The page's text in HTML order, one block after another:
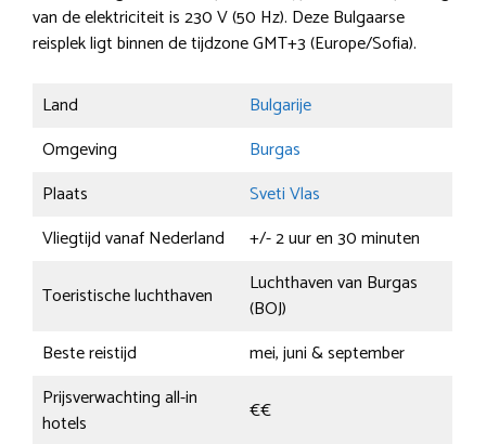
van de elektriciteit is 230 V (50 Hz). Deze Bulgaarse
reisplek ligt binnen de tijdzone GMT+3 (Europe/Sofia).
Land
Bulgarije
Omgeving
Burgas
Plaats
Sveti Vlas
Vliegtijd vanaf Nederland
+/- 2 uur en 30 minuten
Toeristische luchthaven
Luchthaven van Burgas
(BOJ)
Beste reistijd
mei, juni & september
Prijsverwachting all-in
hotels
€€